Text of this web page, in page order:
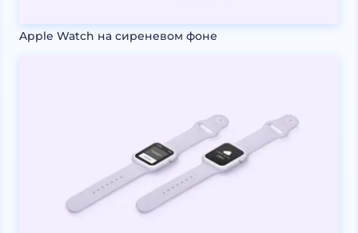
Apple Watch на сиреневом фоне